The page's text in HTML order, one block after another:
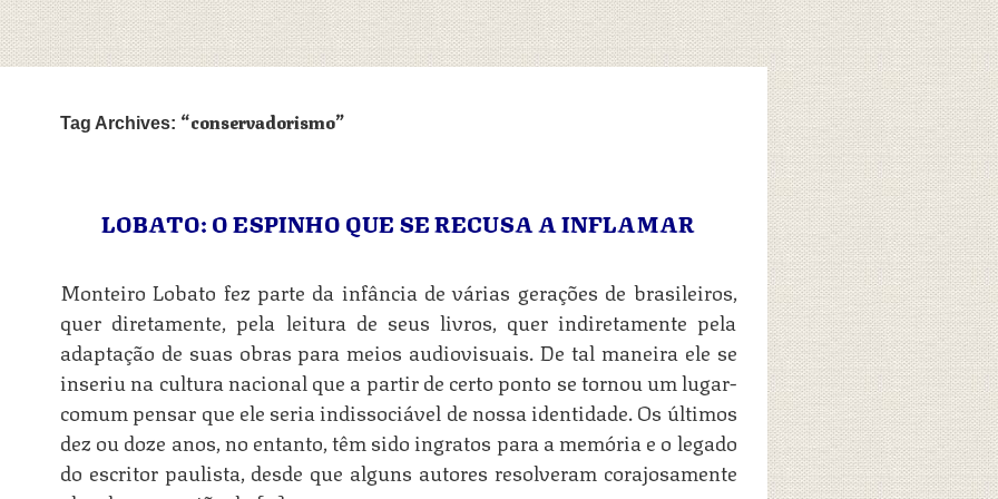
Tag Archives: conservadorismo
LOBATO: O ESPINHO QUE SE RECUSA A INFLAMAR
Monteiro Lobato fez parte da infância de várias gerações de brasileiros,
quer diretamente, pela leitura de seus livros, quer indiretamente pela
adaptação de suas obras para meios audiovisuais. De tal maneira ele se
inseriu na cultura nacional que a partir de certo ponto se tornou um lugar-
comum pensar que ele seria indissociável de nossa identidade. Os últimos
dez ou doze anos, no entanto, têm sido ingratos para a memória e o legado
do escritor paulista, desde que alguns autores resolveram corajosamente